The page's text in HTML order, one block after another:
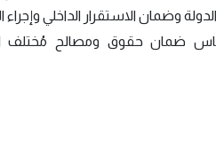
الدولة وضمان الاستقرار الداخلي
أساس ضمان حقوق ومصالح مُختلف